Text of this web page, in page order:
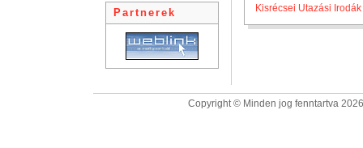
Partnerek
Kisrécsei Utazási Irodák
Copyright © Minden jog fenntartva